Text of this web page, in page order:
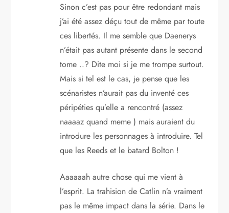
Sinon c’est pas pour être redondant mais
j’ai été assez déçu tout de même par toute
ces libertés. Il me semble que Daenerys
n’était pas autant présente dans le second
tome ..? Dite moi si je me trompe surtout.
Mais si tel est le cas, je pense que les
scénaristes n’aurait pas du inventé ces
péripéties qu’elle a rencontré (assez
naaaaz quand meme ) mais auraient du
introdure les personnages à introduire. Tel
que les Reeds et le batard Bolton !
Aaaaaah autre chose qui me vient à
l’esprit. La trahision de Catlin n’a vraiment
pas le même impact dans la série. Dans le